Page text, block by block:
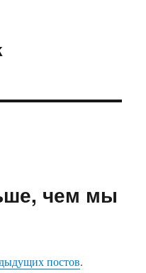
чем мы
постов.